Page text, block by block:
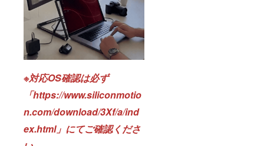
※対応OS確認は必ず
「https://www.siliconmotio
n.com/download/3Xf/a/ind
ex.html」にてご確認くださ